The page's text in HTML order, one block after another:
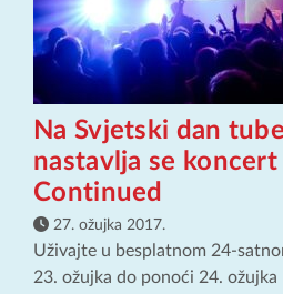
Na Svjetski dan
nastavlja se koncert
Continued
27. ožujka 2017.
Uživajte u besplatnom 24-
23. ožujka do ponoći 24. ožujka